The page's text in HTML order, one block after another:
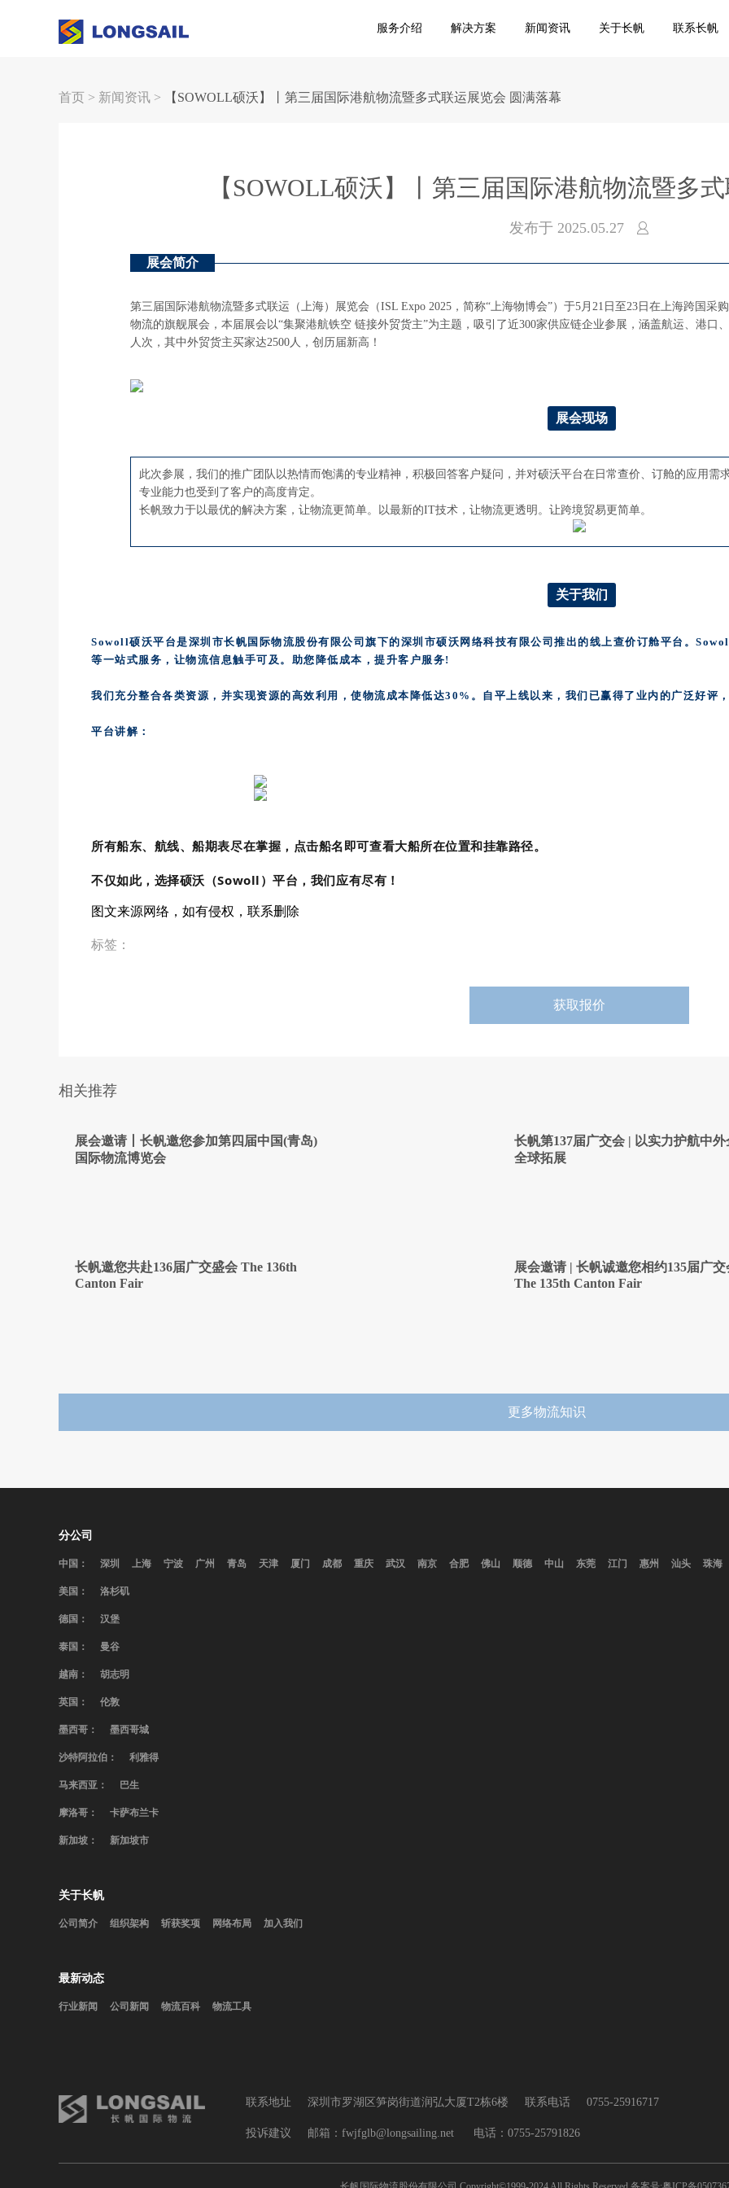
服务介绍 解决方案 新闻资讯 关于长帆 联系长帆
首页 > 新闻资讯 > 【SOWOLL硕沃】丨第三届国际港航物流暨多式联运展览会 圆满落幕
【SOWOLL硕沃】丨第三届国际港航物流暨多
发布于 2025.05.27
展会简介
第三届国际港航物流暨多式联运（上海）展览会（ISL Expo 2025，简称“上海物博会”）于5月21日至23日在上海跨国采
物流的旗舰展会，本届展会以“集聚港航铁空 链接外贸货主”为主题，吸引了近300家供应链企业参展，涵盖航运、港口
人次，其中外贸货主买家达2500人，创历届新高！
展会现场
此次参展，我们的推广团队以热情而饱满的专业精神，积极回答客户疑问，并对硕沃平台在日常查价、订舱的应用
专业能力也受到了客户的高度肯定。
长帆致力于以最优的解决方案，让物流更简单。以最新的IT技术，让物流更透明。让跨境贸易更简单。
关于我们
Sowoll硕沃平台是深圳市长帆国际物流股份有限公司旗下的深圳市硕沃网络科技有限公司推出的线上查价订舱平台。
等一站式服务，让物流信息触手可及。助您降低成本，提升客户服务!
我们充分整合各类资源，并实现资源的高效利用，使物流成本降低达30%。自平上线以来，我们已赢得了业内的广泛好评
平台讲解：
所有船东、航线、船期表尽在掌握，点击船名即可查看大船所在位置和挂靠路径。
不仅如此，选择硕沃（Sowoll）平台，我们应有尽有！
图文来源网络，如有侵权，联系删除
标签 ：
获取报价
相关推荐
展会邀请丨长帆邀您参加第四届中国(青岛)
国际物流博览会
长帆第137届广交会 | 以实力护航中外
全球拓展
长帆邀您共赴136届广交盛会 The 136th
Canton Fair
展会邀请 | 长帆诚邀您相约135届广交
The 135th Canton Fair
更多物流知识
分公司
中国： 深圳 上海 宁波 广州 青岛 天津 厦门 成都 重庆 武汉 南京 合肥 佛山 顺德 中山 东莞 江门 惠州 汕头 珠海
美国： 洛杉矶
德国： 汉堡
泰国： 曼谷
越南： 胡志明
英国： 伦敦
墨西哥： 墨西哥城
沙特阿拉伯： 利雅得
马来西亚： 巴生
摩洛哥： 卡萨布兰卡
新加坡： 新加坡市
关于长帆
公司简介 组织架构 斩获奖项 网络布局 加入我们
最新动态
行业新闻 公司新闻 物流百科 物流工具
联系地址 深圳市罗湖区笋岗街道润弘大厦T2栋6楼 联系电话 0755-25916717
投诉建议 邮箱：fwjfglb@longsailing.net      电话：0755-25791826